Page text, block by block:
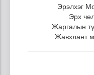
Эрэлхэг
Эрх
Жаргалын
Жавхлант